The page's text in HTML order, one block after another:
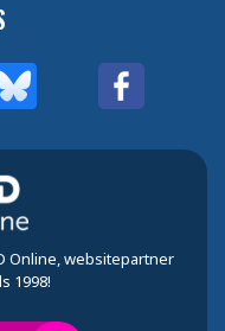
Online, websitepartner
1998!